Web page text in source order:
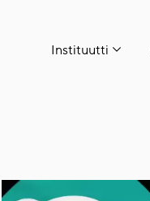
Instituutti